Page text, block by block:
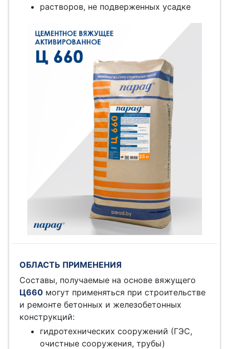
растворов, не подверженных усадке
ОБЛАСТЬ ПРИМЕНЕНИЯ
Составы, получаемые на основе вяжущего
Ц660 могут применяться при строительстве
и ремонте бетонных и железобетонных
конструкций:
гидротехнических сооружений (ГЭС,
очистные сооружения, трубы)